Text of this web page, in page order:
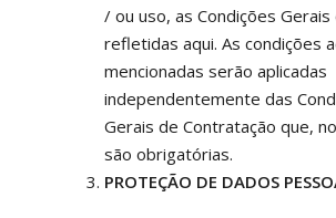
/ ou uso, as Condições Gerais
refletidas aqui. As condições
mencionadas serão aplicadas
independentemente das
Gerais de Contratação que,
são obrigatórias.
PROTEÇÃO DE DADOS